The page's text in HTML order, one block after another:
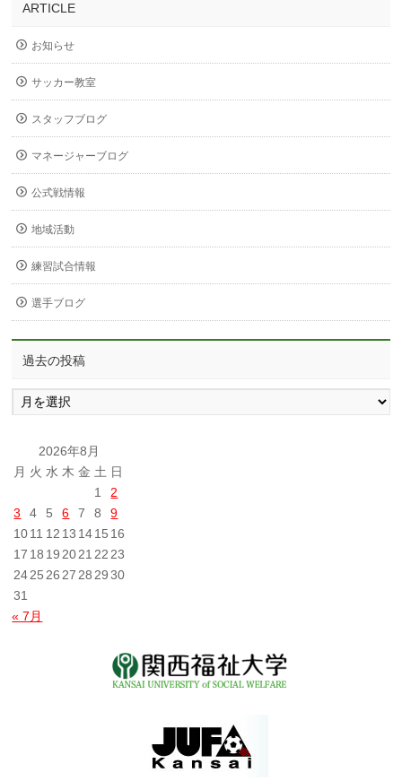
ARTICLE
お知らせ
サッカー教室
スタッフブログ
マネージャーブログ
公式戦情報
地域活動
練習試合情報
選手ブログ
過去の投稿
過
去
稿
2026年8月
月 火 水 木 金 土 日
1
2
3
4 5 6 7 8
9
1011 12 13 1415 16
17 18 19 2021 22 23
2425 26 27 28 29 30
31
« 7月